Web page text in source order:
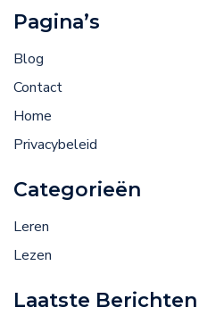
Contact
Home
Privacybeleid
Lezen